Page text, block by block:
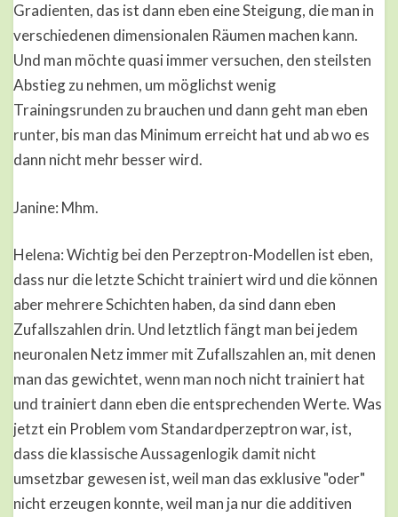
Gradienten, das ist dann eben eine Steigung, die man in
verschiedenen dimensionalen Räumen machen kann.
Und man möchte quasi immer versuchen, den steilsten
Abstieg zu nehmen, um möglichst wenig
Trainingsrunden zu brauchen und dann geht man eben
runter, bis man das Minimum erreicht hat und ab wo es
dann nicht mehr besser wird.
Janine: Mhm.
Helena: Wichtig bei den Perzeptron-Modellen ist eben,
dass nur die letzte Schicht trainiert wird und die können
aber mehrere Schichten haben, da sind dann eben
Zufallszahlen drin. Und letztlich fängt man bei jedem
neuronalen Netz immer mit Zufallszahlen an, mit denen
man das gewichtet, wenn man noch nicht trainiert hat
und trainiert dann eben die entsprechenden Werte. Was
jetzt ein Problem vom Standardperzeptron war, ist,
dass die klassische Aussagenlogik damit nicht
umsetzbar gewesen ist, weil man das exklusive "oder"
nicht erzeugen konnte, weil man ja nur die additiven